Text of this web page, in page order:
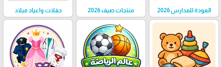
العودة للمدارس 2026 منتجات صيف 2026 حفلات واعياد ميلاد